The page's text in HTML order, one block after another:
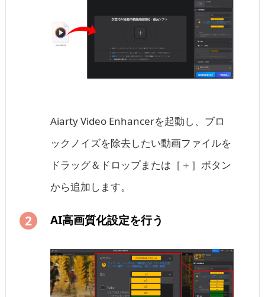
Aiarty Video Enhancerを起動し、ブロ
ックノイズを除去したい動画ファイルを
ドラッグ＆ドロップまたは［＋］ボタン
から追加します。
AI高画質化設定を行う